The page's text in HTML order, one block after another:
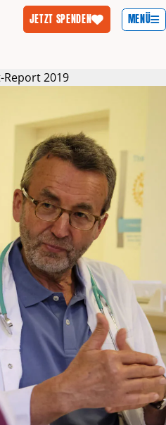
JETZT SPENDEN MENÜ
2019